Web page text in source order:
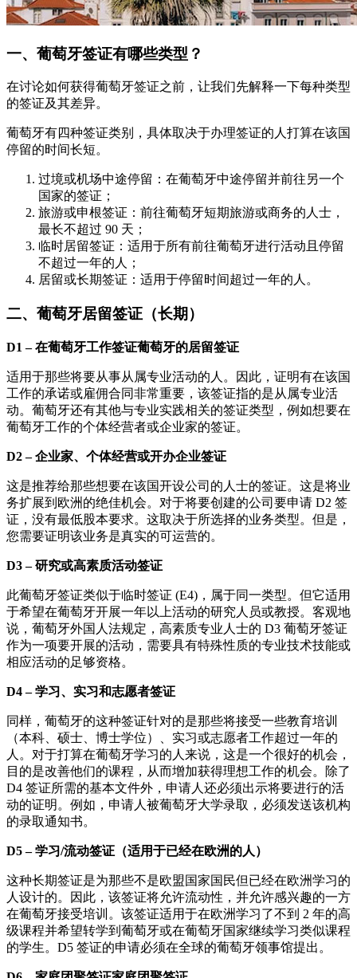
一、葡萄牙签证有哪些类型？
在讨论如何获得葡萄牙签证之前，让我们先解释一下每种类型
的签证及其差异。
葡萄牙有四种签证类别，具体取决于办理签证的人打算在该国
停留的时间长短。
过境或机场中途停留：在葡萄牙中途停留并前往另一个
国家的签证；
旅游或申根签证：前往葡萄牙短期旅游或商务的人士，
最长不超过 90 天；
临时居留签证：适用于所有前往葡萄牙进行活动且停留
不超过一年的人；
居留或长期签证：适用于停留时间超过一年的人。
二、葡萄牙居留签证（长期）
D1 – 在葡萄牙工作签证葡萄牙的居留签证
适用于那些将要从事从属专业活动的人。因此，证明有在该国
工作的承诺或雇佣合同非常重要，该签证指的是从属专业活
动。葡萄牙还有其他与专业实践相关的签证类型，例如想要在
葡萄牙工作的个体经营者或企业家的签证。
D2 – 企业家、个体经营或开办企业签证
这是推荐给那些想要在该国开设公司的人士的签证。这是将业
务扩展到欧洲的绝佳机会。对于将要创建的公司要申请 D2 签
证，没有最低股本要求。这取决于所选择的业务类型。但是，
您需要证明该业务是真实的可运营的。
D3 – 研究或高素质活动签证
此葡萄牙签证类似于临时签证 (E4)，属于同一类型。但它适用
于希望在葡萄牙开展一年以上活动的研究人员或教授。客观地
说，葡萄牙外国人法规定，高素质专业人士的 D3 葡萄牙签证
作为一项要开展的活动，需要具有特殊性质的专业技术技能或
相应活动的足够资格。
D4 – 学习、实习和志愿者签证
同样，葡萄牙的这种签证针对的是那些将接受一些教育培训
（本科、硕士、博士学位）、实习或志愿者工作超过一年的
人。对于打算在葡萄牙学习的人来说，这是一个很好的机会，
目的是改善他们的课程，从而增加获得理想工作的机会。除了
D4 签证所需的基本文件外，申请人还必须出示将要进行的活
动的证明。例如，申请人被葡萄牙大学录取，必须发送该机构
的录取通知书。
D5 – 学习/流动签证（适用于已经在欧洲的人）
这种长期签证是为那些不是欧盟国家国民但已经在欧洲学习的
人设计的。因此，该签证将允许流动性，并允许感兴趣的一方
在葡萄牙接受培训。该签证适用于在欧洲学习了不到 2 年的高
级课程并希望转学到葡萄牙或在葡萄牙国家继续学习类似课程
的学生。D5 签证的申请必须在全球的葡萄牙领事馆提出。